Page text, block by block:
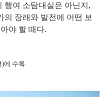
행여 소탐대실은 아닌지 ,
의 장래와 발전에 어떤 보
야 할 때다.
)에 수록